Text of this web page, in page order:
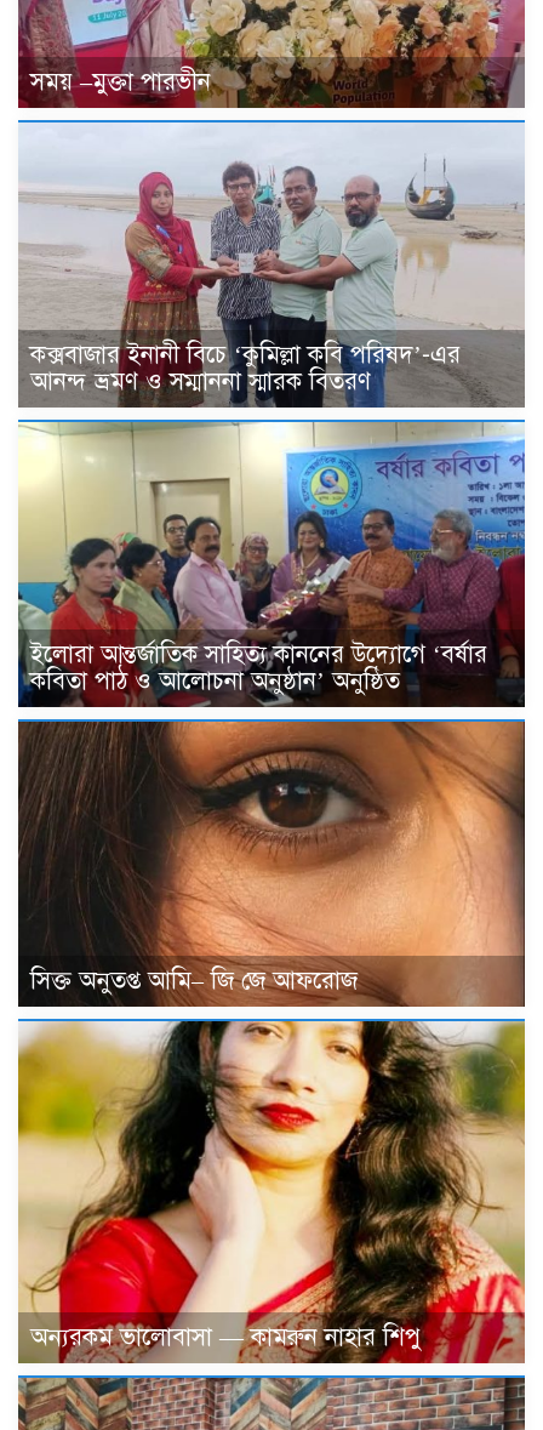
সময় –মুক্তা পারভীন
কক্সবাজার ইনানী বিচে ‘কুমিল্লা কবি পরিষদ’-এর
আনন্দ ভ্রমণ ও সম্মাননা স্মারক বিতরণ
ইলোরা আন্তর্জাতিক সাহিত্য কাননের উদ্যোগে ‘বর্ষার
কবিতা পাঠ ও আলোচনা অনুষ্ঠান’ অনুষ্ঠিত
সিক্ত অনুতপ্ত আমি– জি জে আফরোজ
অন্যরকম ভালোবাসা — কামরুন নাহার শিপু